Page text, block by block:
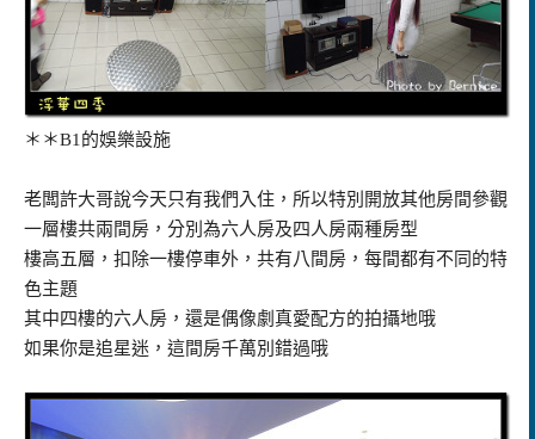
＊＊B1的娛樂設施
老闆許大哥說今天只有我們入住，所以特別開放其他房間參觀
一層樓共兩間房，分別為六人房及四人房兩種房型
樓高五層，扣除一樓停車外，共有八間房，每間都有不同的特
色主題
其中四樓的六人房，還是偶像劇真愛配方的拍攝地哦
如果你是追星迷，這間房千萬別錯過哦